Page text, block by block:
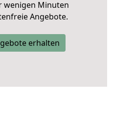
wenigen Minuten
Angebote.
erhalten